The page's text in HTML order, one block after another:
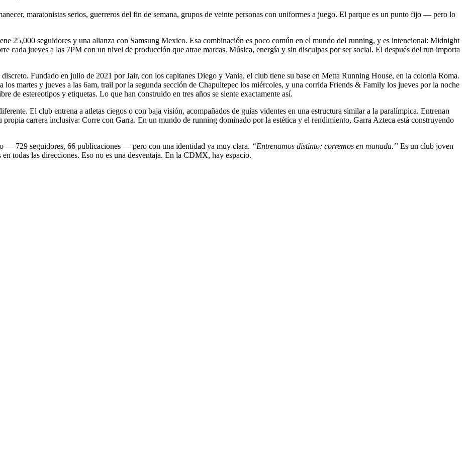
maratonistas serios, guerreros del fin de semana, grupos de veinte personas con uniformes a juego. El parque es un punto fijo — pero lo
25,000 seguidores y una alianza con Samsung Mexico. Esa combinación es poco común en el mundo del running, y es intencional: Midnight
cada jueves a las 7PM con un nivel de producción que atrae marcas. Música, energía y sin disculpas por ser social. El después del run importa
Fundado en julio de 2021 por Jair, con los capitanes Diego y Vania, el club tiene su base en Metta Running House, en la colonia Roma.
los martes y jueves a las 6am, trail por la segunda sección de Chapultepec los miércoles, y una corrida Friends & Family los jueves por la noche
de estereotipos y etiquetas. Lo que han construido en tres años se siente exactamente así.
El club entrena a atletas ciegos o con baja visión, acompañados de guías videntes en una estructura similar a la paralímpica. Entrenan
carrera inclusiva: Corre con Garra. En un mundo de running dominado por la estética y el rendimiento, Garra Azteca está construyendo
— 729 seguidores, 66 publicaciones — pero con una identidad ya muy clara. “Entrenamos distinto; corremos en manada.” Es un club joven
todas las direcciones. Eso no es una desventaja. En la CDMX, hay espacio.